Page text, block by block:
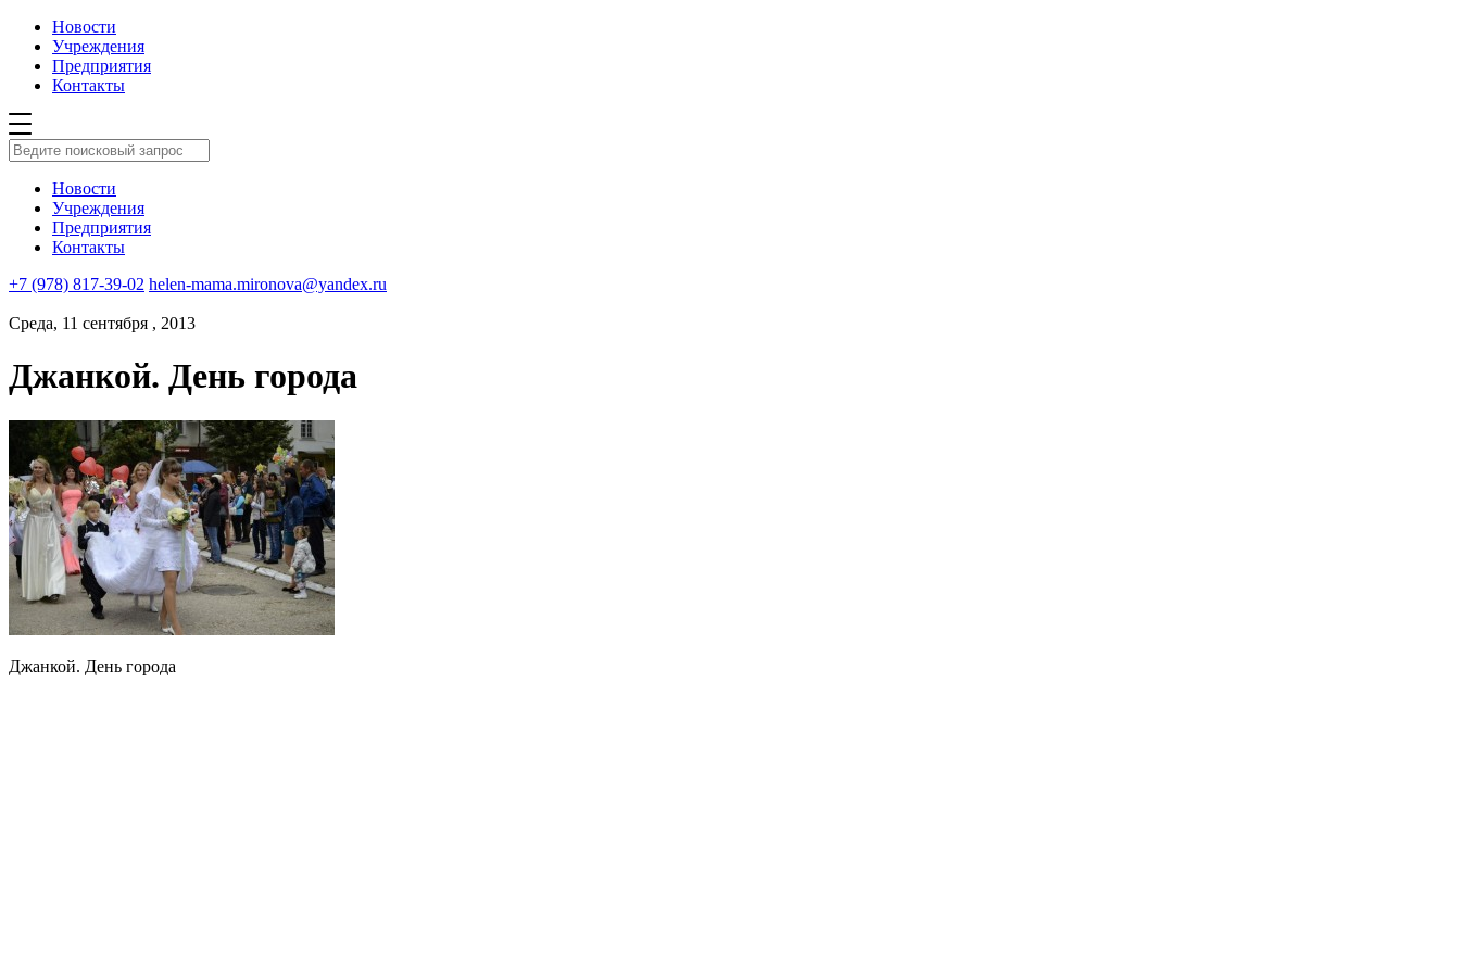
Новости
Учреждения
Предприятия
Контакты
Новости
Учреждения
Предприятия
Контакты
+7 (978) 817-39-02 helen-mama.mironova@yandex.ru
Среда, 11 сентября , 2013
Джанкой. День города
Джанкой. День города